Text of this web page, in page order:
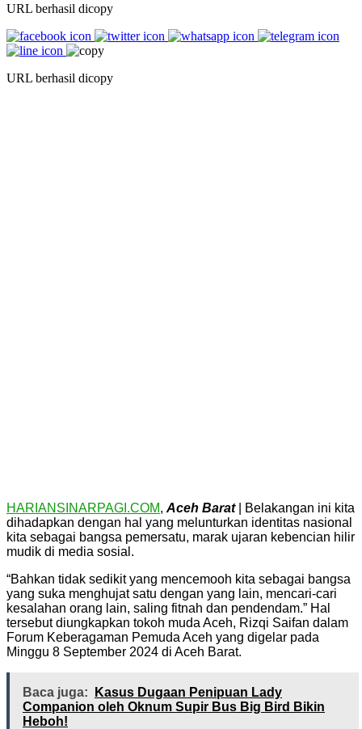
URL berhasil dicopy
URL berhasil dicopy
HARIANSINARPAGI.COM, Aceh Barat| Belakangan ini kita
dihadapkan dengan hal yang melunturkan identitas nasional
kita sebagai bangsa pemersatu, marak ujaran kebencian hilir
mudik di media sosial.
“Bahkan tidak sedikit yang mencemooh kita sebagai bangsa
yang suka menghujat satu dengan yang lain, mencari-cari
kesalahan orang lain, saling fitnah dan pendendam.” Hal
tersebut diungkapkan tokoh muda Aceh, Rizqi Saifan dalam
Forum Keberagaman Pemuda Aceh yang digelar pada
Minggu 8 September 2024 di Aceh Barat.
Baca juga:
Kasus Dugaan Penipuan Lady
Companion oleh Oknum Supir Bus Big Bird Bikin
Heboh!